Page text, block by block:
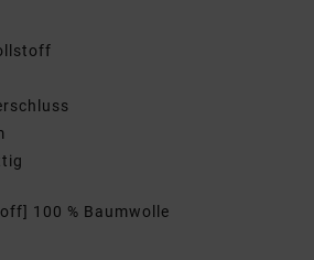
100 % Baumwolle